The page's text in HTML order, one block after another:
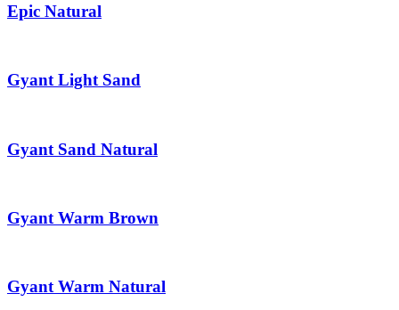
Epic Natural
Gyant Light Sand
Gyant Sand Natural
Gyant Warm Brown
Gyant Warm Natural